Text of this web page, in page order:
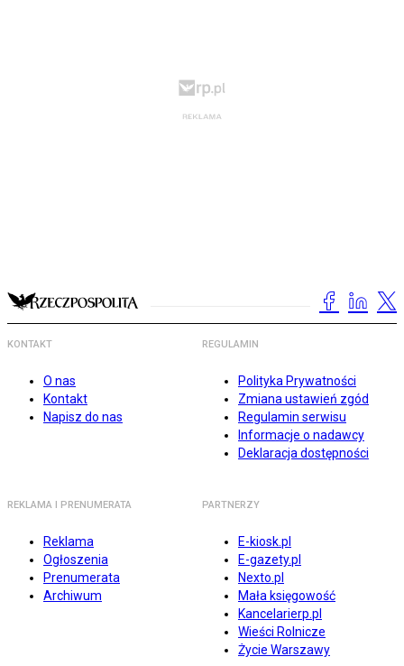
KONTAKT
O nas
Kontakt
Napisz do nas
REGULAMIN
Polityka Prywatności
Zmiana ustawień zgód
Regulamin serwisu
Informacje o nadawcy
Deklaracja dostępności
REKLAMA I PRENUMERATA
Reklama
Ogłoszenia
Prenumerata
Archiwum
PARTNERZY
E-kiosk.pl
E-gazety.pl
Nexto.pl
Mała księgowość
Kancelarierp.pl
Wieści Rolnicze
Życie Warszawy